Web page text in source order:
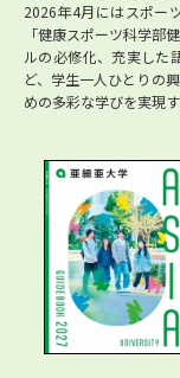
2026年4月にはスポー
「健康スポーツ科学部
ルの必修化、充実した
ど、学生一人ひとりの
めの多彩な学びを実現